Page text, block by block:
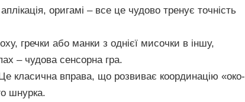
оригамі – все це чудово тренує точність
гречки або манки з однієї мисочки в іншу,
– чудова сенсорна гра.
класична вправа, що розвиває координацію «око-
шнурка.